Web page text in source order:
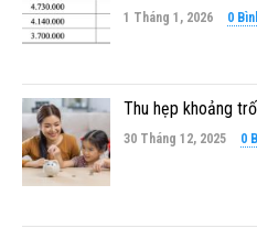
1 Tháng 1, 2026 0
Thu hẹp khoảng
30 Tháng 12, 2025 0